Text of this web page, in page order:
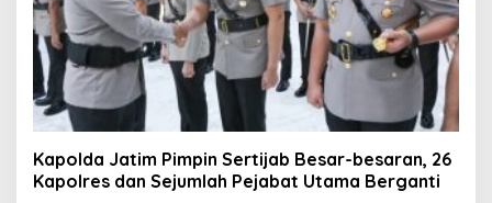
Kapolda Jatim Pimpin Sertijab Besar-besaran, 26
Kapolres dan Sejumlah Pejabat Utama Berganti